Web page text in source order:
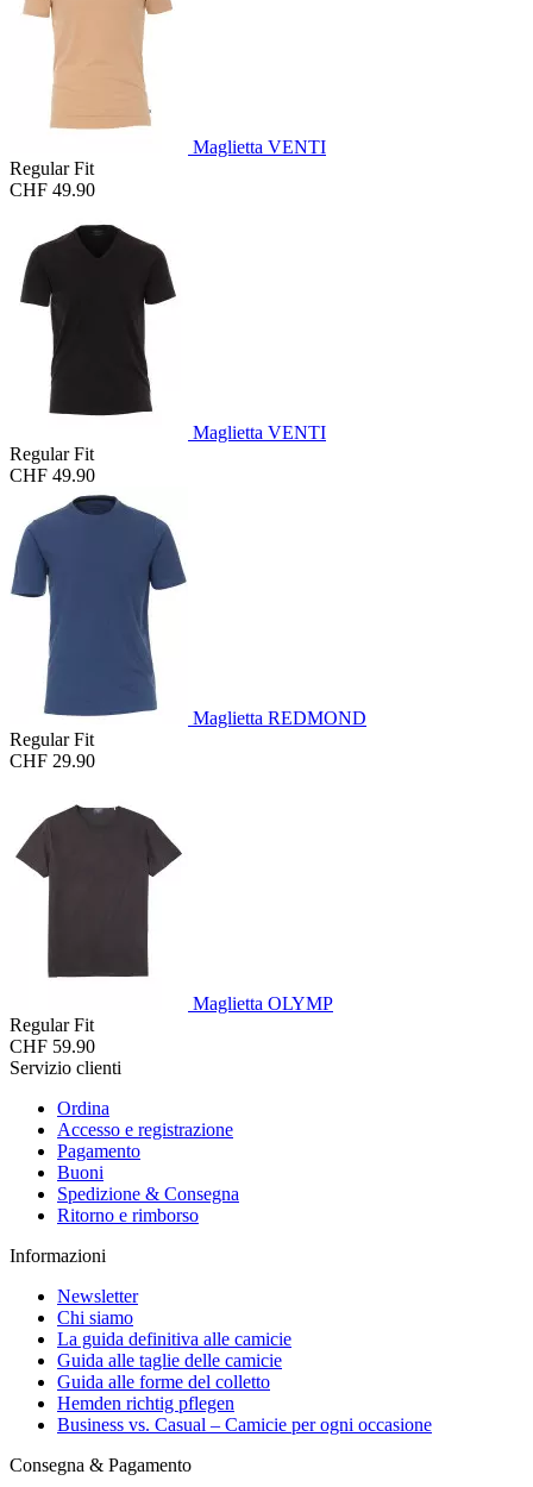
Maglietta VENTI
Regular Fit
CHF 49.90
Maglietta VENTI
Regular Fit
CHF 49.90
Maglietta REDMOND
Regular Fit
CHF 29.90
Maglietta OLYMP
Regular Fit
CHF 59.90
Servizio clienti
Ordina
Accesso e registrazione
Pagamento
Buoni
Spedizione & Consegna
Ritorno e rimborso
Informazioni
Newsletter
Chi siamo
La guida definitiva alle camicie
Guida alle taglie delle camicie
Guida alle forme del colletto
Hemden richtig pflegen
Business vs. Casual – Camicie per ogni occasione
Consegna & Pagamento